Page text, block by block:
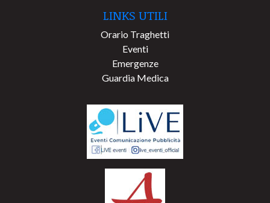
LINKS UTILI
Orario Traghetti
Eventi
Emergenze
Guardia Medica